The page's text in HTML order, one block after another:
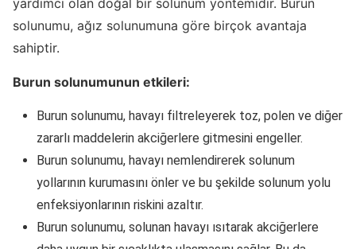
yardımcı olan doğal bir solunum yöntemidir. Burun
solunumu, ağız solunumuna göre birçok avantaja
sahiptir.
Burun solunumunun etkileri:
Burun solunumu, havayı filtreleyerek toz, polen ve diğer
zararlı maddelerin akciğerlere gitmesini engeller.
Burun solunumu, havayı nemlendirerek solunum
yollarının kurumasını önler ve bu şekilde solunum yolu
enfeksiyonlarının riskini azaltır.
Burun solunumu, solunan havayı ısıtarak akciğerlere